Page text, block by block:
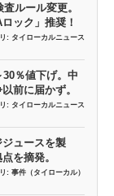
ルール変更。
ック」推奨！
: タイローカルニュース
％値下げ。中
前に届かず。
: タイローカルニュース
ュースを製
点を摘発。
: 事件（タイローカル）